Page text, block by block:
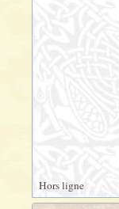
Hors ligne